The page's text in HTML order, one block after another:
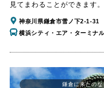
見てまわることができます。
神奈川県鎌倉市雪ノ下2-1-31
横浜シティ・エア・ターミナ
鎌倉に来たの